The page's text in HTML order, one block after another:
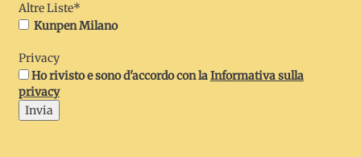
Altre Liste*
Kunpen Milano
Privacy
Ho rivisto e sono d'accordo con laInformativa sulla
privacy
Invia